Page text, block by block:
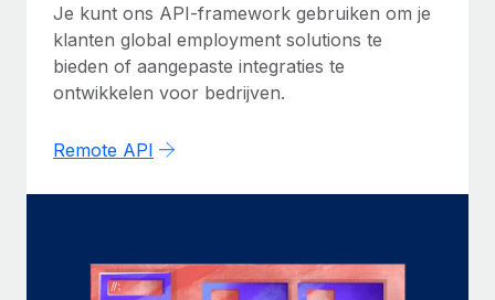
Je kunt ons API-framework gebruiken om je
klanten global employment solutions te
bieden of aangepaste integraties te
ontwikkelen voor bedrijven.
Remote API